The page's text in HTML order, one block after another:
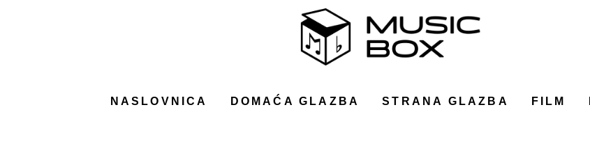
NASLOVNICA DOMAĆA GLAZBA STRANA GLAZBA FILM